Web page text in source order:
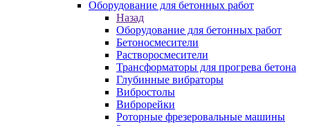
Оборудование для бетонных работ
Назад
Оборудование для бетонных работ
Бетоносмесители
Растворосмесители
Трансформаторы для прогрева бетона
Глубинные вибраторы
Вибростолы
Виброрейки
Роторные фрезеровальные машины